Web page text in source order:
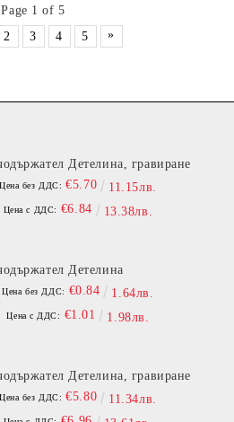
Page 1 of 5
2 3 4 5 »
Детелина, гравиране
Цена без ДДС: €5.70 11.15лв.
Цена с ДДС: €6.84 13.38лв.
Детелина
Цена без ДДС: €0.84 1.64лв.
Цена с ДДС: €1.01 1.98лв.
Детелина, гравиране
Цена без ДДС: €5.80 11.34лв.